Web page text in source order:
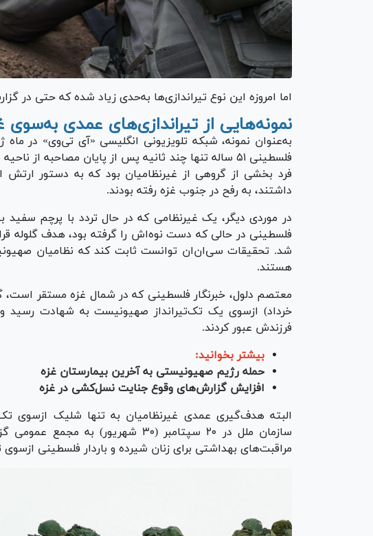
اما امروزه این نوع تیراندازی‌ها به‌حدی زیاد شده که حتی در
نمونه‌هایی از تیراندازی‌های عمدی به‌سوی
به‌عنوان نمونه، شبکه تلویزیونی انگلیسی «آی تی‌وی» در
فلسطینی ۵۱ ساله تنها چند ثانیه پس از پایان مصاحبه
فرد بخشی از گروهی از غیرنظامیان بود که به دستور
داشتند، به رفح در جنوب غزه رفته بودند.
در موردی دیگر، یک غیرنظامی که در حال تردد با پرچم سفید
فلسطینی در حالی که دست نوه‌اش را گرفته بود، هدف گلوله
شد. تحقیقات سی‌ان‌ان توانست ثابت کند که نظامیان
هستند.
خرداد) ازسوی یک تک‌تیرانداز صهیونیست به شهادت رسید
فرزندش عبور کردند.
بیشتر بخوانید:
حمله رژیم صهیونیستی به آخرین بیمارستان غزه
افزایش گزارش‌های وقوع جنایت نسل‌کشی در غزه
البته هدف‌گیری عمدی غیرنظامیان به تنها شلیک ازسوی
سازمان ملل در ۲۰ سپتامبر (۳۰
مراقبت‌های بهداشتی برای زنان شیرده و باردار فلسطینی